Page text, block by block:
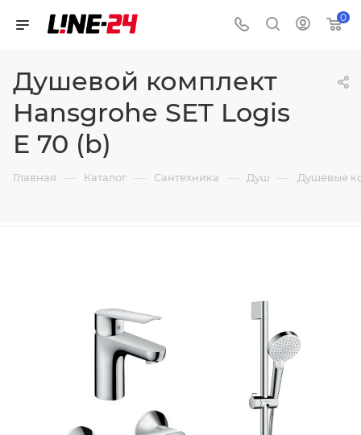
0
Душевой комплект
Hansgrohe SET Logis
E 70 (b)
Главная — Каталог — Сантехника — Душ — Душевые